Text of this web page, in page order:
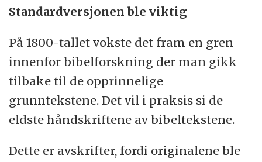
Standardversjonen ble viktig
På 1800-tallet vokste det fram en gren
innenfor bibelforskning der man gikk
tilbake til de opprinnelige
grunntekstene. Det vil i praksis si de
eldste håndskriftene av bibeltekstene.
Dette er avskrifter, fordi originalene ble